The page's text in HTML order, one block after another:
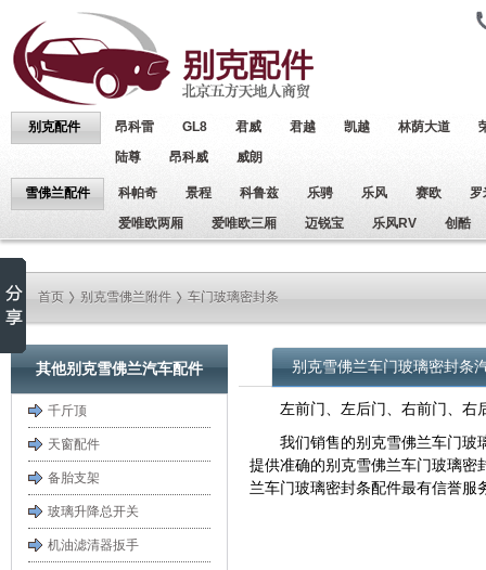
别克配件 昂科雷 GL8 君威 君越 凯越 林荫大道
陆尊
昂科威 威朗
雪佛兰配件 科帕奇 景程 科鲁兹 乐骋 乐风 赛欧
爱唯欧两厢
爱唯欧三厢 迈锐宝 乐风RV 创酷
首页 别克雪佛兰附件 车门玻璃密封条
其他别克雪佛兰汽车配件
千斤顶
天窗配件
备胎支架
玻璃升降总开关
机油滤清器扳手
别克雪佛兰车门玻璃密封条
左前门、左后门、右前门、右
我们销售的别克雪佛兰车门玻
提供准确的别克雪佛兰车门玻璃密
兰车门玻璃密封条配件最有信誉服